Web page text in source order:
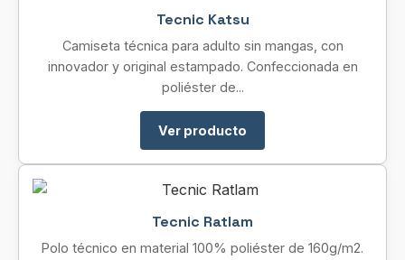
Tecnic Katsu
Camiseta técnica para adulto sin mangas, con
innovador y original estampado. Confeccionada en
poliéster de...
Ver producto
Tecnic Ratlam
Polo técnico en material 100% poliéster de 160g/m2.